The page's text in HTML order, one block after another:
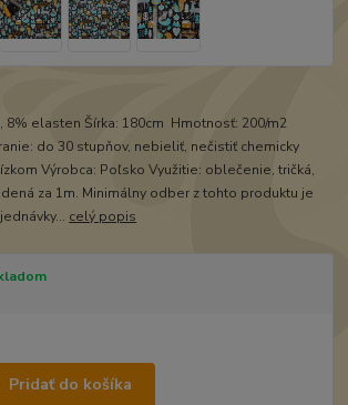
8% elasten Šírka: 180cm Hmotnosť: 200/m2
do 30 stupňov, nebieliť, nečistiť chemicky
Výrobca: Poľsko Využitie: oblečenie, tričká,
za 1m. Minimálny odber z tohto produktu je
celý popis
Pridať do košíka